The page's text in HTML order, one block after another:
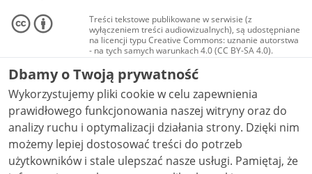
Treści tekstowe publikowane w serwisie (z
wyłączeniem treści audiowizualnych), są udostępniane
na licencji typu Creative Commons: uznanie autorstwa
- na tych samych warunkach 4.0 (CC BY-SA 4.0).
Materiały audiowizualne, w tym zdjęcia, materiały
audio i wideo, są udostępniane na licencji typu
Creative Commons: uznanie autorstwa użycie
niekomercyjne - bez utworów zależnych 4.0 (CC BY-
NC-ND 4.0), o ile nie jest to stwierdzone inaczej.
Dbamy o Twoją prywatność
Wykorzystujemy pliki cookie w celu zapewnienia
prawidłowego funkcjonowania naszej witryny oraz do
analizy ruchu i optymalizacji działania strony. Dzięki nim
możemy lepiej dostosować treści do potrzeb
użytkowników i stale ulepszać nasze usługi. Pamiętaj, że